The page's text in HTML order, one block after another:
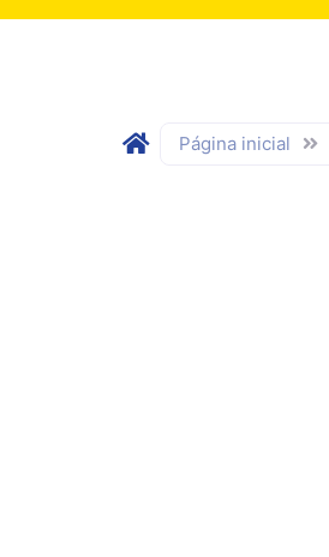
Página inicial